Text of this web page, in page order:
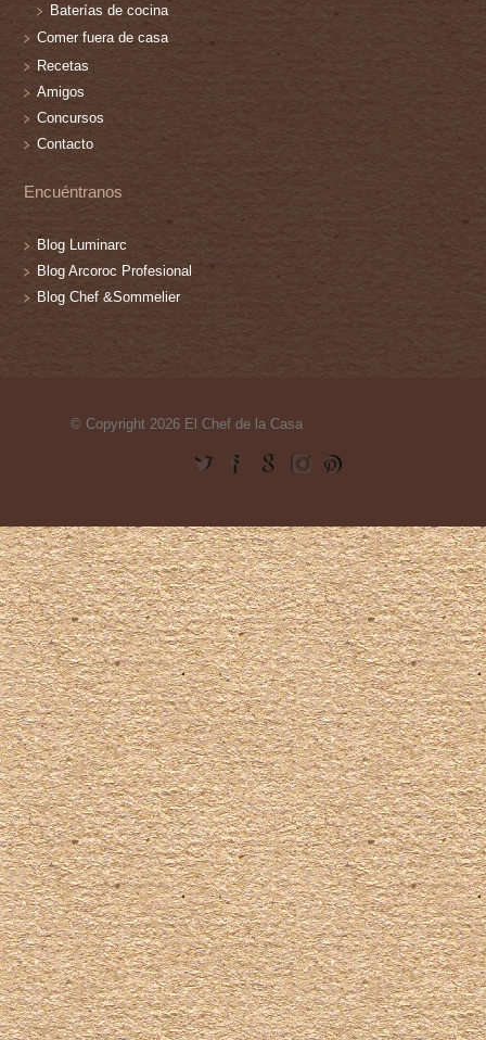
Baterías de cocina
Comer fuera de casa
Recetas
Amigos
Concursos
Contacto
Encuéntranos
Blog Luminarc
Blog Arcoroc Profesional
Blog Chef &Sommelier
© Copyright 2026 El Chef de la Casa